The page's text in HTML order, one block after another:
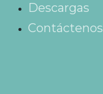
Descargas
Contáctenos